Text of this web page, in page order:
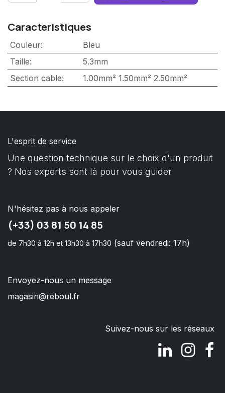
Caracteristiques
Couleur:
Bleu
Taille:
5.3mm
Section cable: 1.00mm² 1.50mm² 2.50mm²
L'esprit de service
Une question technique sur le choix d'un produit
? Nos experts sont là pour vous guider
N'hésitez pas à nous appeler
(+33) 03 81 50 14 85
de 7h30 à 12h et 13h30 à 17h30 (sauf vendredi: 17h)
Envoyez-nous un message
magasin@reboul.fr
Suivez-nous sur les réseaux